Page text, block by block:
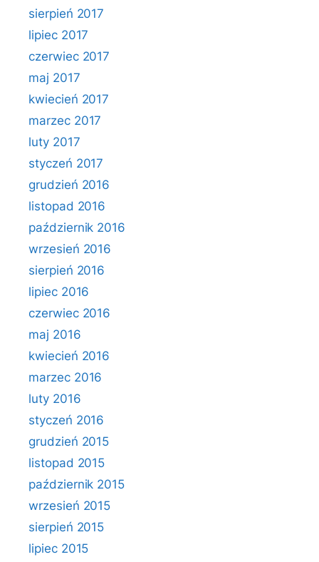
sierpień 2017
lipiec 2017
czerwiec 2017
maj 2017
kwiecień 2017
marzec 2017
luty 2017
styczeń 2017
grudzień 2016
listopad 2016
październik 2016
wrzesień 2016
sierpień 2016
lipiec 2016
czerwiec 2016
maj 2016
kwiecień 2016
marzec 2016
luty 2016
styczeń 2016
grudzień 2015
listopad 2015
październik 2015
wrzesień 2015
sierpień 2015
lipiec 2015